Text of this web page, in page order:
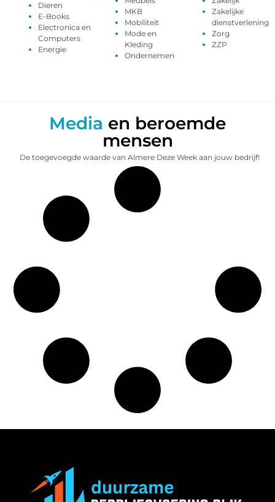
Dieren
E-Books
Electronica en
Computers
Energie
MKB
Mobiliteit
Mode en
Kleding
Ondernemen
Zakelijke
dienstverlening
Zorg
ZZP
Media en beroemde
mensen
De toegevoegde waarde van Almere Deze Week aan jouw bedrijf!